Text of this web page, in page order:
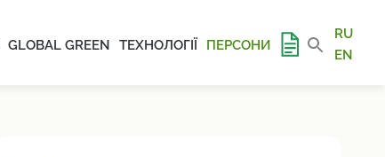
GLOBAL GREEN ТЕХНОЛОГІЇ ПЕРСОНИ
RU
EN